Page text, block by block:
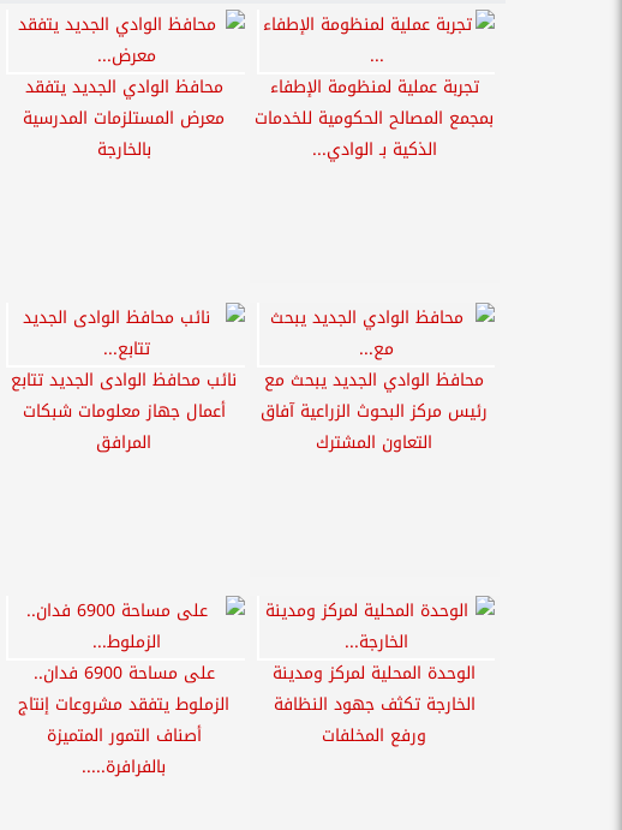
تجربة عملية لمنظومة الإطفاء
بمجمع المصالح الحكومية للخدمات
الذكية بـ الوادي...
محافظ الوادي الجديد يتفقد
معرض المستلزمات المدرسية
بالخارجة
محافظ الوادي الجديد يبحث مع
رئيس مركز البحوث الزراعية آفاق
التعاون المشترك
نائب محافظ الوادى الجديد تتابع
أعمال جهاز معلومات شبكات
المرافق
الوحدة المحلية لمركز ومدينة
الخارجة تكثف جهود النظافة
ورفع المخلفات
على مساحة 6900 فدان..
الزملوط يتفقد مشروعات إنتاج
أصناف التمور المتميزة
بالفرافرة.....